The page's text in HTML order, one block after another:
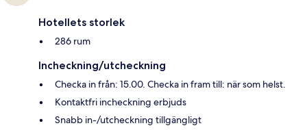
Hotellets storlek
286 rum
Incheckning/utcheckning
Checka in från: 15.00. Checka in fram till: när som helst.
Kontaktfri incheckning erbjuds
Snabb in-/utcheckning tillgängligt